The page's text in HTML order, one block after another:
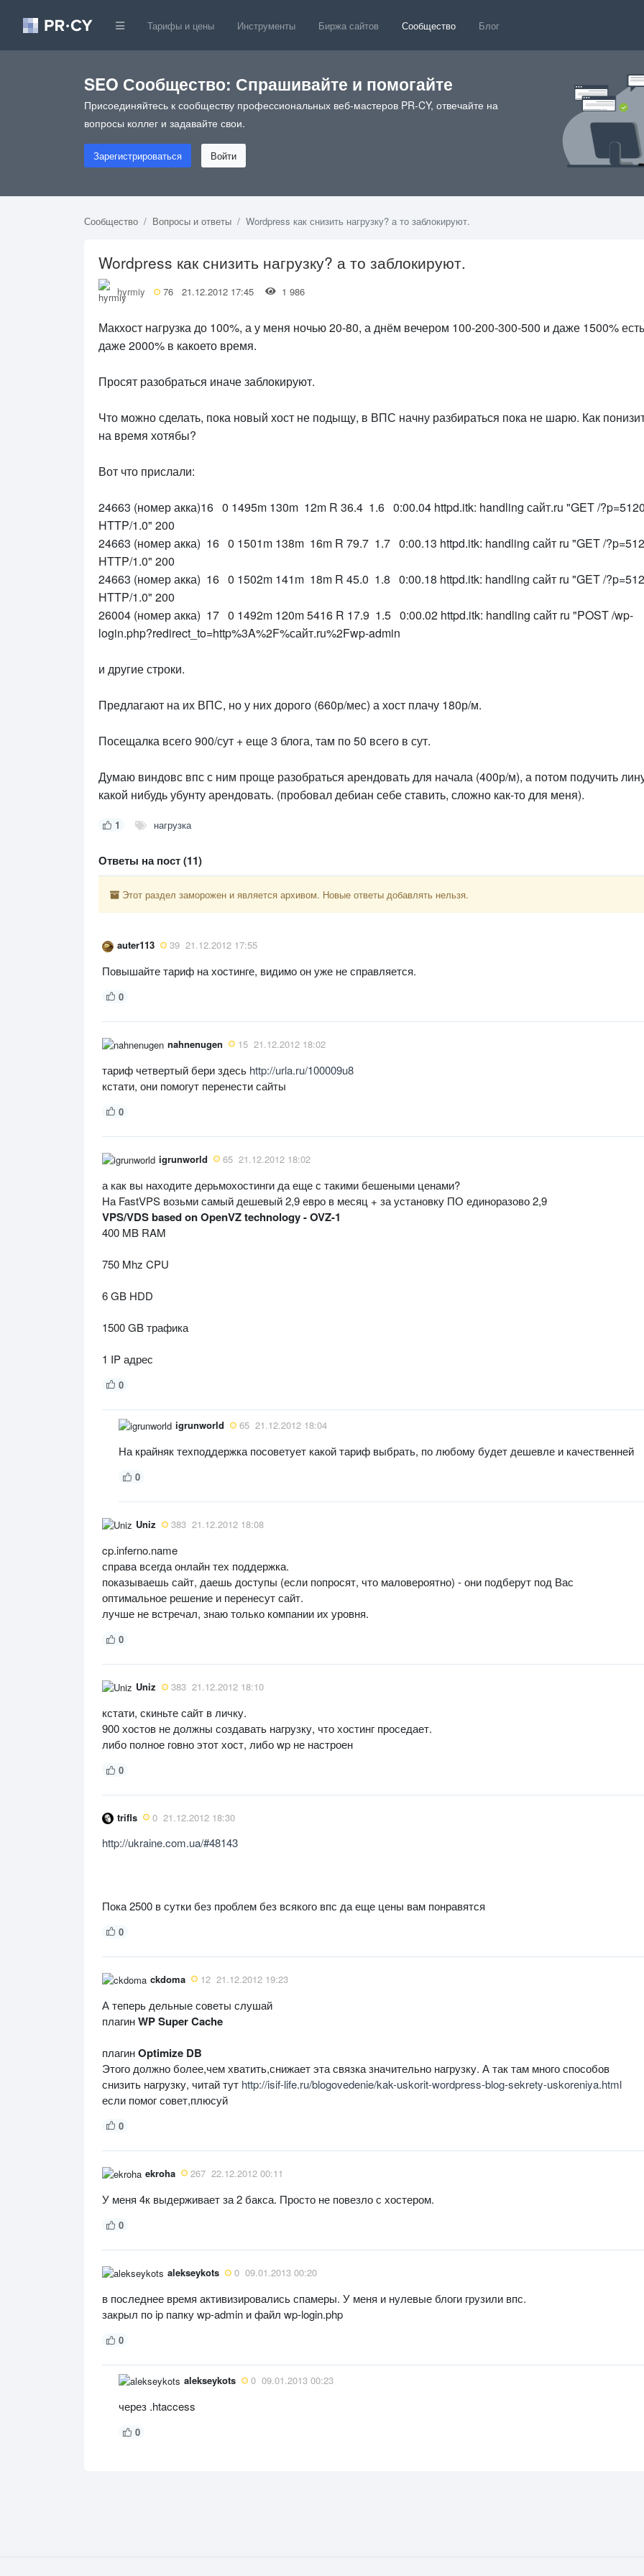
Тарифы и цены Инструменты Биржа сайтов Сообщество Блог
SEO Сообщество: Спрашивайте и помогайте
Присоединяйтесь к сообществу профессиональных веб-мастеров PR-CY, отвечайте на
вопросы коллег и задавайте свои.
Зарегистрироваться Войти
Сообщество Вопросы и ответы Wordpress как снизить нагрузку? а то заблокируют.
Wordpress как снизить нагрузку? а то заблокируют.
hyrmiy 76 21.12.2012 17:45 1 986
Макхост нагрузка до 100%, а у меня ночью 20-80, а днём вечером 100-200-300-500 и даже 1500% есть
даже 2000% в какоето время.
Просят разобраться иначе заблокируют.
Что можно сделать, пока новый хост не подыщу, в ВПС начну разбираться пока не шарю. Как
на время хотябы?
Вот что прислали:
24663 (номер акка)16 0 1495m 130m 12m R 36.4 1.6 0:00.04 httpd.itk: handling сайт.ru "GET /?p=5120
HTTP/1.0" 200
24663 (номер акка) 16 0 1501m 138m 16m R 79.7 1.7 0:00.13 httpd.itk: handling сайт ru "GET /
HTTP/1.0" 200
24663 (номер акка) 16 0 1502m 141m 18m R 45.0 1.8 0:00.18 httpd.itk: handling сайт ru "GET /
HTTP/1.0" 200
26004 (номер акка) 17 0 1492m 120m 5416 R 17.9 1.5 0:00.02 httpd.itk: handling сайт ru "POST /wp-
login.php?redirect_to=http%3A%2F%сайт.ru%2Fwp-admin
и другие строки.
Предлагают на их ВПС, но у них дорого (660р/мес) а хост плачу 180р/м.
Посещалка всего 900/сут + еще 3 блога, там по 50 всего в сут.
Думаю виндовс впс с ним проще разобраться арендовать для начала (400р/м), а потом подучить
какой нибудь убунту арендовать. (пробовал дебиан себе ставить, сложно как-то для меня).
1 нагрузка
Ответы на пост (11)
Этот раздел заморожен и является архивом. Новые ответы добавлять нельзя.
auter113 39 21.12.2012 17:55
Повышайте тариф на хостинге, видимо он уже не справляется.
0
nahnenugen 15 21.12.2012 18:02
тариф четвертый бери здесь http://urla.ru/100009u8
кстати, они помогут перенести сайты
0
igrunworld 65 21.12.2012 18:02
а как вы находите дерьмохостинги да еще с такими бешеными ценами?
На FastVPS возьми самый дешевый 2,9 евро в месяц + за установку ПО единоразово 2,9
VPS/VDS based on OpenVZ technology - OVZ-1
400 MB RAM
750 Mhz CPU
6 GB HDD
1500 GB трафика
1 IP адрес
0
igrunworld 65 21.12.2012 18:04
На крайняк техподдержка посоветует какой тариф выбрать, по любому будет дешевле и качественней
0
Uniz 383 21.12.2012 18:08
cp.inferno.name
справа всегда онлайн тех поддержка.
показываешь сайт, даешь доступы (если попросят, что маловероятно) - они подберут под Вас
оптимальное решение и перенесут сайт.
лучше не встречал, знаю только компании их уровня.
0
Uniz 383 21.12.2012 18:10
кстати, скиньте сайт в личку.
900 хостов не должны создавать нагрузку, что хостинг проседает.
либо полное говно этот хост, либо wp не настроен
0
trifls 0 21.12.2012 18:30
http://ukraine.com.ua/#48143
Пока 2500 в сутки без проблем без всякого впс да еще цены вам понравятся
0
ckdoma 12 21.12.2012 19:23
А теперь дельные советы слушай
плагинWP Super Cache
плагинOptimize DB
Этого должно более,чем хватить,снижает эта связка значительно нагрузку. А так там много способов
снизить нагрузку, читай тут http://isif-life.ru/blogovedenie/kak-uskorit-wordpress-blog-sekrety-uskoreniya.html
если помог совет,плюсуй
0
ekroha 267 22.12.2012 00:11
У меня 4к выдерживает за 2 бакса. Просто не повезло с хостером.
0
alekseykots 0 09.01.2013 00:20
в последнее время активизировались спамеры. У меня и нулевые блоги грузили впс.
закрыл по ip папку wp-admin и файл wp-login.php
0
alekseykots 0 09.01.2013 00:23
через .htaccess
0